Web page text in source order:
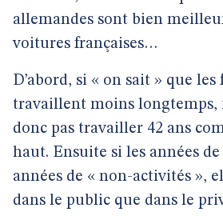
allemandes sont bien
voitures françaises…
D’abord, si « on sait » que
travaillent moins longtemps,
donc pas travailler 42 ans
haut. Ensuite si les années
années de « non-activités »,
dans le public que dans le